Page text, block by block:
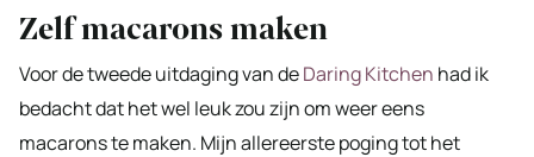
Zelf macarons maken
Voor de tweede uitdaging van deDaring Kitchen had ik
bedacht dat het wel leuk zou zijn om weer eens
macarons te maken. Mijn allereerste poging tot het